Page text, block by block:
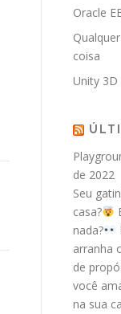
Oracle
coisa
Unity 3D
de 2022
Seu
casa?
nada?
arranha
de
você
na sua